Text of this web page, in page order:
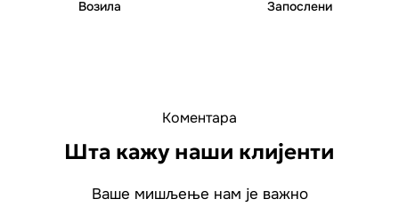
Возила Запослени
Коментара
Шта кажу наши клијенти
Ваше мишљење нам је важно